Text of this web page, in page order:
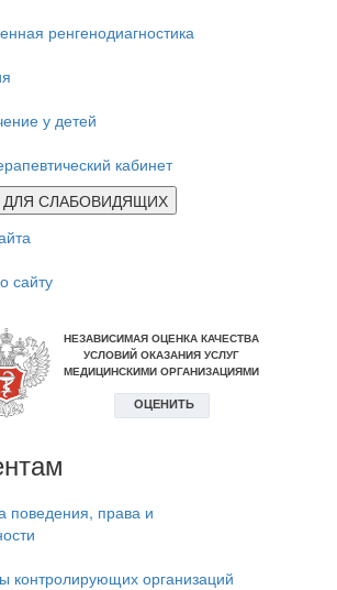
ренгенодиагностика
у детей
кабинет
ДЛЯ СЛАБОВИДЯЩИХ
сайту
поведения, права и
контролирующих организаций